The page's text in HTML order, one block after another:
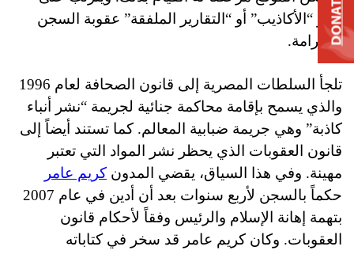
نشر “الأكاذيب” أو “التقارير الملفقة” عقوبة السجن
والغرامة.
تلجأ السلطات المصرية إلى قانون الصحافة لعام 1996
والذي يسمح بإقامة محاكمة جنائية لجريمة “نشر أنباء
كاذبة” وهي جريمة ضبابية المعالم. كما تستند أيضاً إلى
قانون العقوبات الذي يحظر نشر المواد التي تعتبر
مهينة. وفي هذا السياق، يقضي المدون كريم عامر
حكماً بالسجن لأربع سنوات بعد أن أدين في عام 2007
بتهمة إهانة الإسلام والرئيس وفقاً لأحكام قانون
العقوبات. وكان كريم عامر قد سخر في كتاباته
DONATE